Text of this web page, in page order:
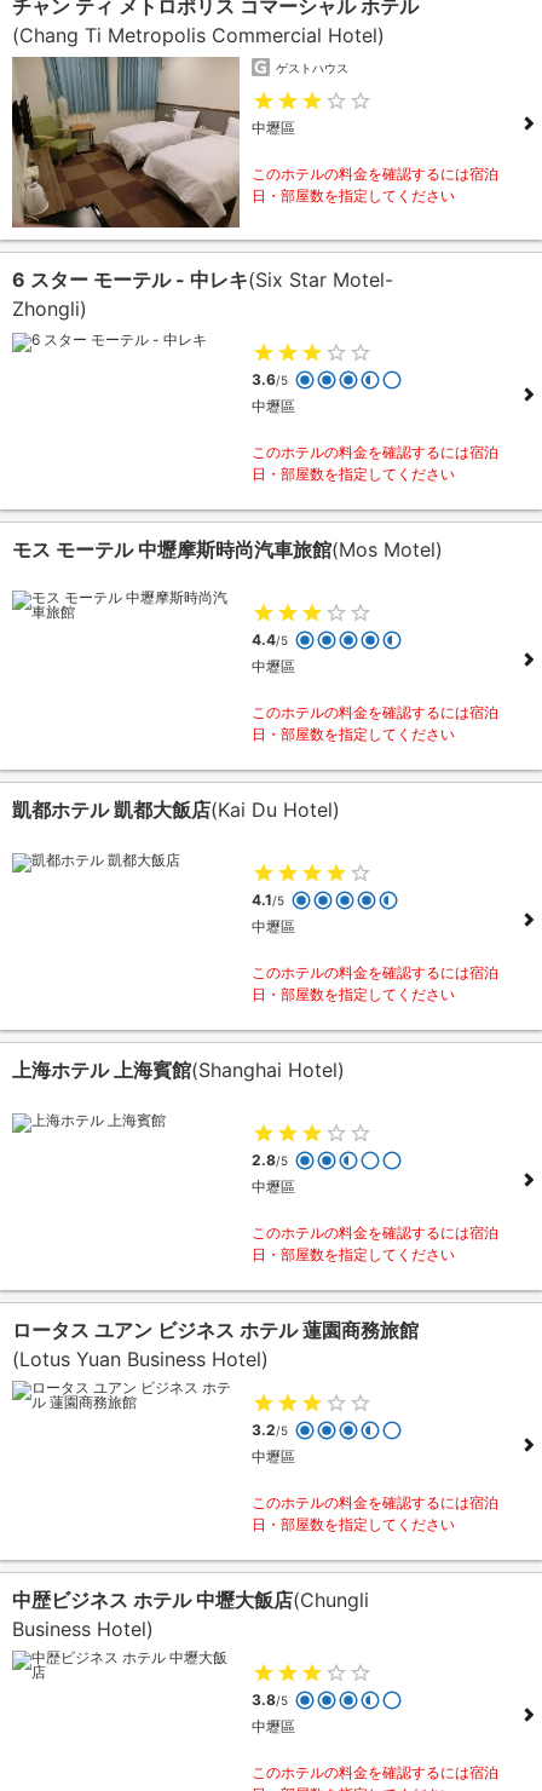
チャン ティ メトロポリス コマーシャル ホテル
(Chang Ti Metropolis Commercial Hotel)
ゲストハウス
中壢區
このホテルの料金を確認するには宿泊
日・部屋数を指定してください
6 スター モーテル - 中レキ(Six Star Motel-
Zhongli)
3.6/5
中壢區
このホテルの料金を確認するには宿泊
日・部屋数を指定してください
モス モーテル 中壢摩斯時尚汽車旅館(Mos Motel)
4.4/5
中壢區
このホテルの料金を確認するには宿泊
日・部屋数を指定してください
凱都ホテル 凱都大飯店(Kai Du Hotel)
4.1/5
中壢區
このホテルの料金を確認するには宿泊
日・部屋数を指定してください
上海ホテル 上海賓館(Shanghai Hotel)
2.8/5
中壢區
このホテルの料金を確認するには宿泊
日・部屋数を指定してください
ロータス ユアン ビジネス ホテル 蓮園商務旅館
(Lotus Yuan Business Hotel)
3.2/5
中壢區
このホテルの料金を確認するには宿泊
日・部屋数を指定してください
中歴ビジネス ホテル 中壢大飯店(Chungli
Business Hotel)
3.8/5
中壢區
このホテルの料金を確認するには宿泊